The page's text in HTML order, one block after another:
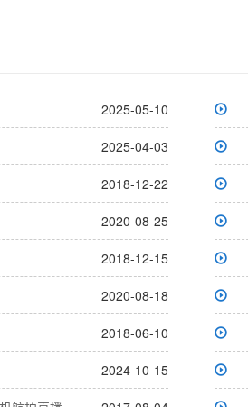
2025-05-10
2025-04-03
2018-12-22
2020-08-25
2018-12-15
2020-08-18
2018-06-10
2024-10-15